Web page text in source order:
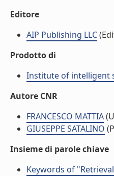
Editore
AIP Publishing LLC
Prodotto di
Institute of intelligent
Autore CNR
FRANCESCO MATTIA
GIUSEPPE SATALINO
Insieme di parole chiave
Keywords of